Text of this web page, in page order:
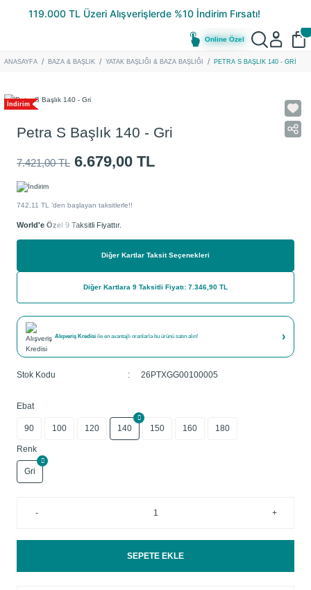
Online Özel
ANASAYFA BAZA & BAŞLIK YATAK BAŞLIĞI & BAZA BAŞLIĞI PETRA S BAŞLIK 140 - GRI
İndirim
Petra S Başlık 140 - Gri
7.421,00 TL 6.679,00 TL
742,11 TL ‘den başlayan taksitlerle!!
World'e Özel 9 Taksitli Fiyattır.
Diğer Kartlar Taksit Seçenekleri
Diğer Kartlara 9 Taksitli Fiyatı: 7.346,90 TL
Alışveriş Kredisi ile en avantajlı oranlarla bu ürünü satın alın! ›
Stok Kodu 26PTXGG00100005
Ebat
90 100 120 140 150 160 180
Renk
Gri
- +
SEPETE EKLE